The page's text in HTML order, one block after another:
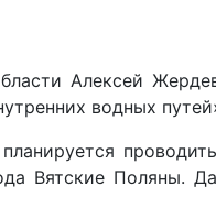
Алексей
водных
Вятские Поляны.